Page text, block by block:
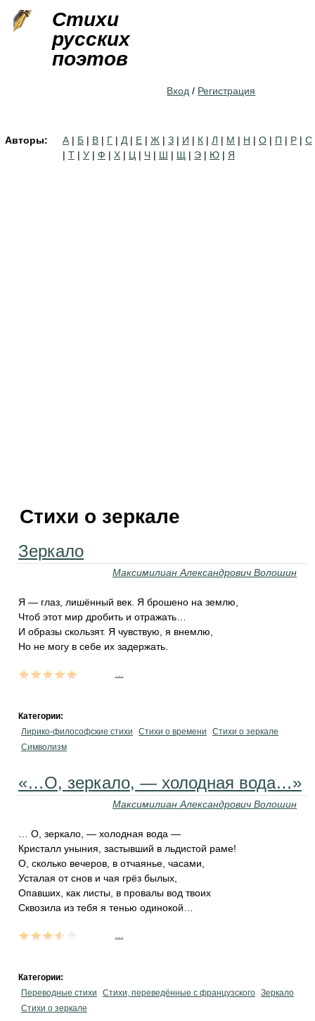
Стихи
русских
поэтов
Вход / Регистрация
Авторы: А | Б | В | Г | Д | Е | Ж | З | И | К | Л | М | Н | О | П | Р | С
| Т | У | Ф | Х | Ц | Ч | Ш | Щ | Э | Ю | Я
Стихи о зеркале
Зеркало
Максимилиан Александрович Волошин
Я — глаз, лишённый век. Я брошено на землю,
Чтоб этот мир дробить и отражать…
И образы скользят. Я чувствую, я внемлю,
Но не могу в себе их задержать.
Категории:
Лирико-философские стихи
Стихи о времени
Стихи о зеркале
Символизм
«…О, зеркало, — холодная вода…»
Максимилиан Александрович Волошин
… О, зеркало, — холодная вода —
Кристалл уныния, застывший в льдистой раме!
О, сколько вечеров, в отчаянье, часами,
Усталая от снов и чая грёз былых,
Опавших, как листы, в провалы вод твоих
Сквозила из тебя я тенью одинокой…
Категории:
Переводные стихи
Стихи, переведённые с французского Зеркало
Стихи о зеркале